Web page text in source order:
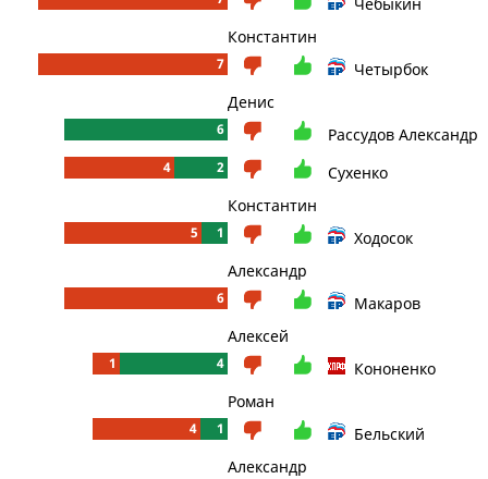
Чебыкин
Константин
7
Четырбок
Денис
6 Рассудов Александр
4 2
Сухенко
Константин
5 1
Ходосок
Александр
6
Макаров
Алексей
1 4
Кононенко
Роман
4 1
Бельский
Александр